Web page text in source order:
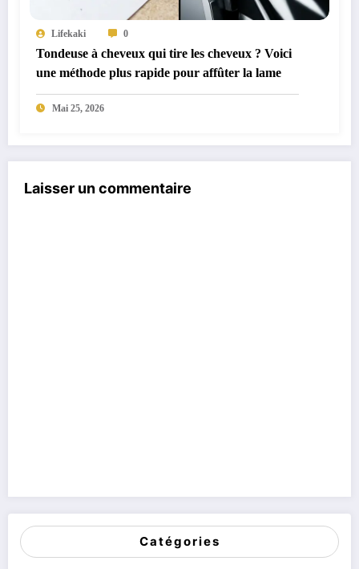
Lifekaki 0
Tondeuse à cheveux qui tire les cheveux ? Voici
une méthode plus rapide pour affûter la lame
Mai 25, 2026
Laisser un commentaire
Catégories